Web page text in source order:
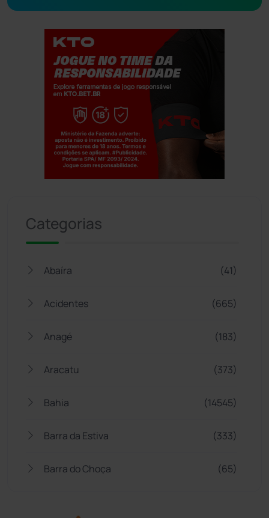
Categorias
Abaíra (41)
Acidentes (665)
Anagé (183)
Aracatu (373)
Bahia (14545)
Barra da Estiva (333)
Barra do Choça (65)